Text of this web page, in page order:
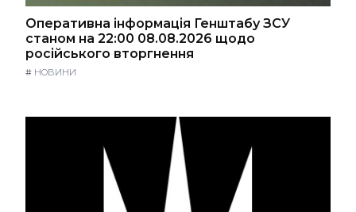
Оперативна інформація Генштабу ЗСУ
станом на 22:00 08.08.2026 щодо
російського вторгнення
# НОВИНИ